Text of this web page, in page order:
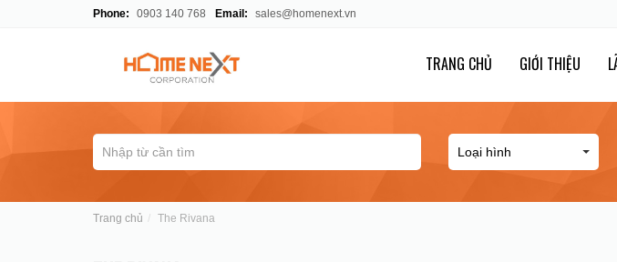
Phone: 0903 140 768 Email: sales@homenext.vn
TRANG CHỦ GIỚI THIỆU
Trang chủ The Rivana